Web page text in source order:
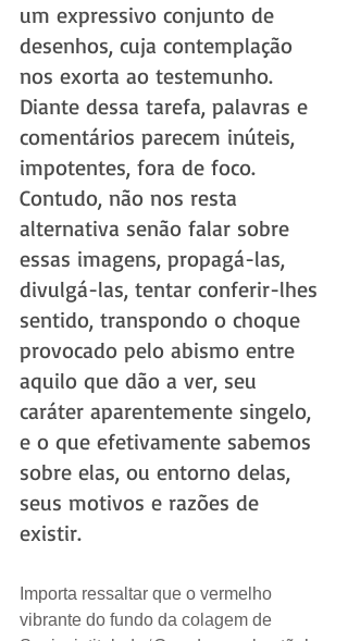
um expressivo conjunto de
desenhos, cuja contemplação
nos exorta ao testemunho.
Diante dessa tarefa, palavras e
comentários parecem inúteis,
impotentes, fora de foco.
Contudo, não nos resta
alternativa senão falar sobre
essas imagens, propagá-las,
divulgá-las, tentar conferir-lhes
sentido, transpondo o choque
provocado pelo abismo entre
aquilo que dão a ver, seu
caráter aparentemente singelo,
e o que efetivamente sabemos
sobre elas, ou entorno delas,
seus motivos e razões de
existir.
Importa ressaltar que o vermelho
vibrante do fundo da colagem de